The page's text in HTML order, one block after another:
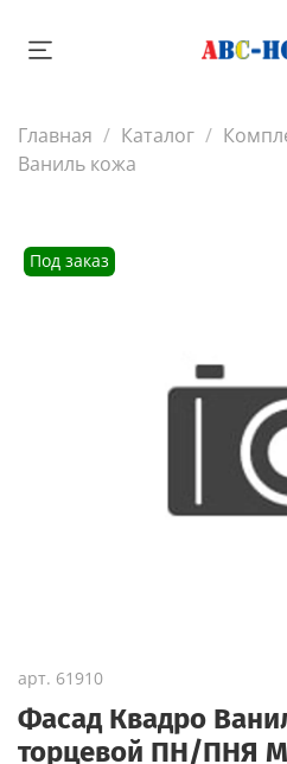
Главная Каталог
Ваниль кожа
Под заказ
арт. 61910
Фасад Квадро
торцевой ПН/ПНЯ